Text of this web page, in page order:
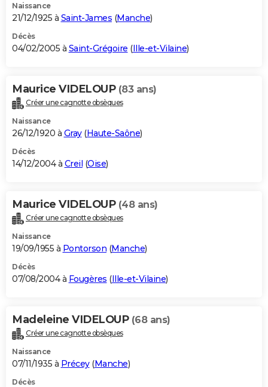
Naissance
21/12/1925 à Saint-James (Manche)
Décès
04/02/2005 à Saint-Grégoire (Ille-et-Vilaine)
Maurice VIDELOUP (83 ans)
Créer une cagnotte obsèques
Naissance
26/12/1920 à Gray(Haute-Saône)
Décès
14/12/2004 à Creil (Oise)
Maurice VIDELOUP (48 ans)
Créer une cagnotte obsèques
Naissance
19/09/1955 à Pontorson (Manche)
Décès
07/08/2004 à Fougères (Ille-et-Vilaine)
Madeleine VIDELOUP (68 ans)
Créer une cagnotte obsèques
Naissance
07/11/1935 à Précey(Manche)
Décès